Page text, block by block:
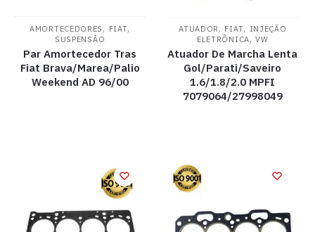
AMORTECEDORES , FIAT,
SUSPENSÃO
Par Amortecedor Tras
Fiat Brava/Marea/Palio
Weekend AD 96/00
ATUADOR , FIAT, INJEÇÃO
ELETRÔNICA,VW
Atuador De Marcha Lenta
Gol/Parati/Saveiro
1.6/1.8/2.0 MPFI
7079064/27998049